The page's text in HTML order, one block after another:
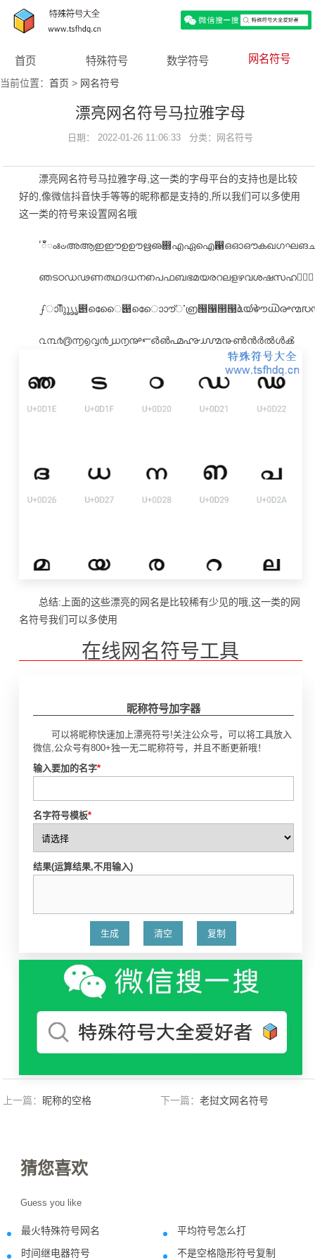
首页 特殊符号 数学符号 网名符号
当前位置： 首页 > 网名符号
漂亮网名符号马拉雅字母
日期： 2022-01-26 11:06:33 分类： 网名符号
漂亮网名符号马拉雅字母,这一类的字母平台的支持也是比较
好的,像微信抖音快手等等的昵称都是支持的,所以我们可以多使用
这一类的符号来设置网名哦
ഞടഠഡഢണതഥദധനഩപഫബഭമയരറലളഴവശഷസഹഺ഻഼
൨൩൪൫൬൭൮൯൰൱൲൳൴൵൶൷൸൹ൺൻർൽൾൿ
总结:上面的这些漂亮的网名是比较稀有少见的哦,这一类的网
名符号我们可以多使用
在线网名符号工具
昵称符号加字器
可以将昵称快速加上漂亮符号!关注公众号，可以将工具放入
微信,公众号有800+独一无二昵称符号，并且不断更新哦！
输入要加的名字*
名字符号模板*
结果(运算结果,不用输入)
上一篇： 昵称的空格 下一篇：老挝文网名符号
猜您喜欢
Guess you like
最火特殊符号网名 平均符号怎么打
时间继电器符号 不是空格隐形符号复制